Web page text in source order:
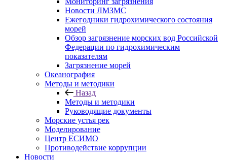
Новости ЛМЗМС
Ежегодники гидрохимического состояния
морей
Обзор загрязнение морских вод Российской
Федерации по гидрохимическим
показателям
Загрязнение морей
Океанография
Методы и методики
Назад
Методы и методики
Руководящие документы
Морские устья рек
Моделирование
Центр ЕСИМО
Противодействие коррупции
Новости